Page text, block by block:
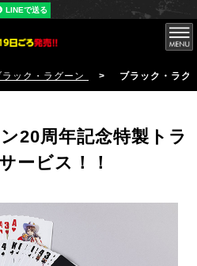
ラック・ラグーン > ブラック・ラグー
20周年記念特製トラ
ービス！！